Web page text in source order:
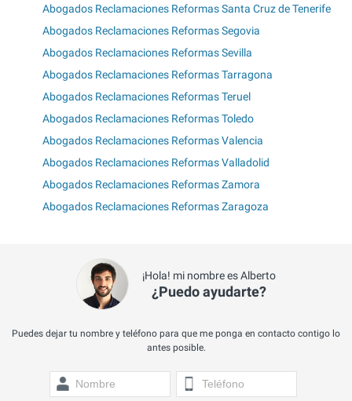
Abogados Reclamaciones Reformas Santa Cruz de Tenerife
Abogados Reclamaciones Reformas Segovia
Abogados Reclamaciones Reformas Sevilla
Abogados Reclamaciones Reformas Tarragona
Abogados Reclamaciones Reformas Teruel
Abogados Reclamaciones Reformas Toledo
Abogados Reclamaciones Reformas Valencia
Abogados Reclamaciones Reformas Valladolid
Abogados Reclamaciones Reformas Zamora
Abogados Reclamaciones Reformas Zaragoza
¡Hola! mi nombre es Alberto
¿Puedo ayudarte?
Puedes dejar tu nombre y teléfono para que me ponga en contacto contigo lo
antes posible.